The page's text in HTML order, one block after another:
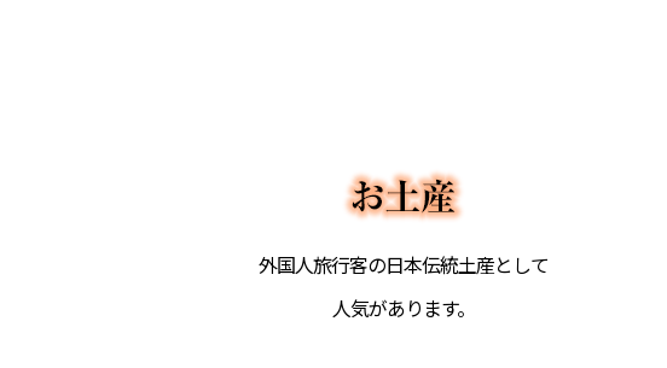
外国人旅行客の日本伝統土産として
人気があります。